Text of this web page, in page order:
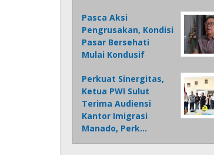
Pasca Aksi
Pengrusakan, Kondisi
Pasar Bersehati
Mulai Kondusif
Perkuat Sinergitas,
Ketua PWI Sulut
Terima Audiensi
Kantor Imigrasi
Manado, Perk…